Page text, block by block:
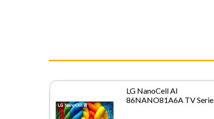
LG NanoCell AI
86NANO81A6A TV Serie